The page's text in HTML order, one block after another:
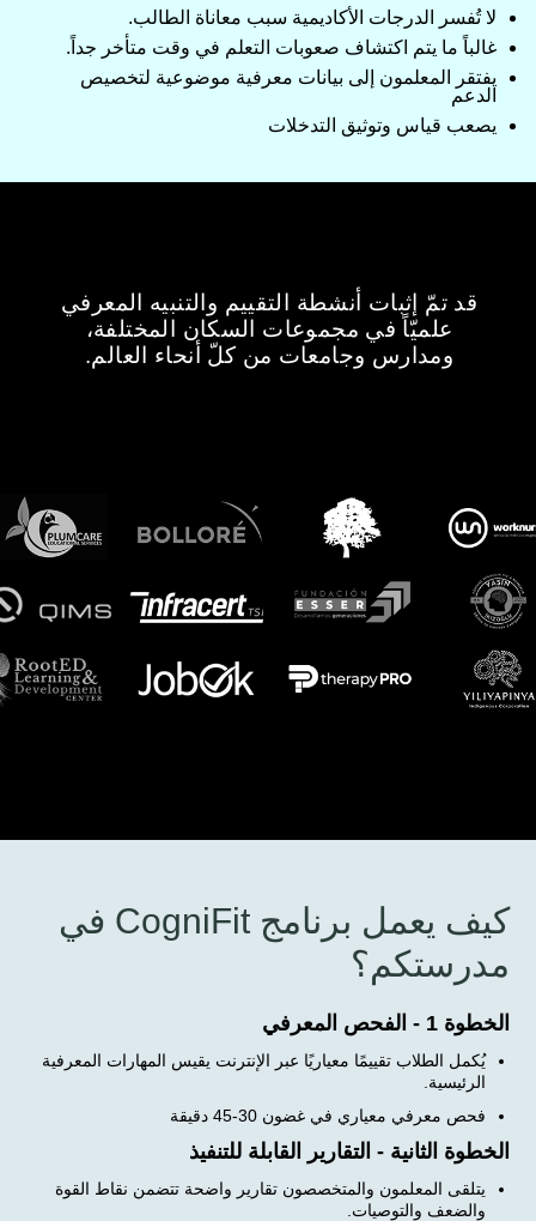
لا تُفسر الدرجات الأكاديمية سبب معاناة الطالب.
غالباً ما يتم اكتشاف صعوبات التعلم في وقت متأخر جداً.
يفتقر المعلمون إلى بيانات معرفية موضوعية لتخصيص
الدعم
يصعب قياس وتوثيق التدخلات
قد تمّ إثبات أنشطة التقييم والتنبيه المعرفي
علميّاً في مجموعات السكان المختلفة،
ومدارس وجامعات من كلّ أنحاء العالم.
كيف يعمل برنامج CogniFit في
مدرستكم؟
الخطوة 1 - الفحص المعرفي
يُكمل الطلاب تقييمًا معياريًا عبر الإنترنت يقيس المهارات المعرفية
الرئيسية.
فحص معرفي معياري في غضون 30-45 دقيقة
الخطوة الثانية - التقارير القابلة للتنفيذ
يتلقى المعلمون والمتخصصون تقارير واضحة تتضمن نقاط القوة
والضعف والتوصيات.